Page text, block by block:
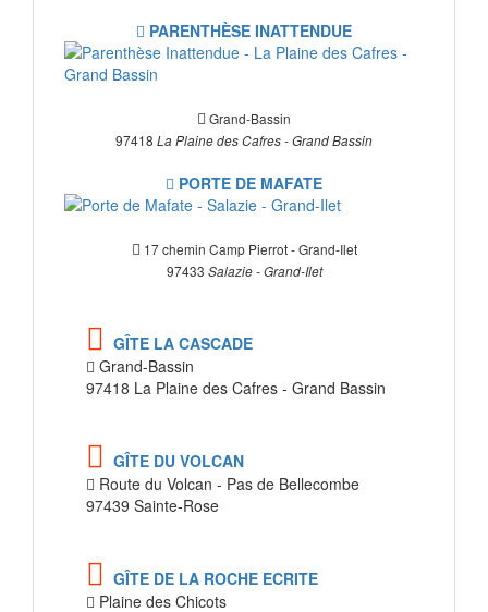
PARENTHÈSE INATTENDUE
Grand-Bassin
97418 La Plaine des Cafres - Grand Bassin
PORTE DE MAFATE
17 chemin Camp Pierrot - Grand-Ilet
97433 Salazie - Grand-Ilet
GÎTE LA CASCADE
Grand-Bassin
97418 La Plaine des Cafres - Grand Bassin
GÎTE DU VOLCAN
Route du Volcan - Pas de Bellecombe
97439 Sainte-Rose
GÎTE DE LA ROCHE ECRITE
Plaine des Chicots